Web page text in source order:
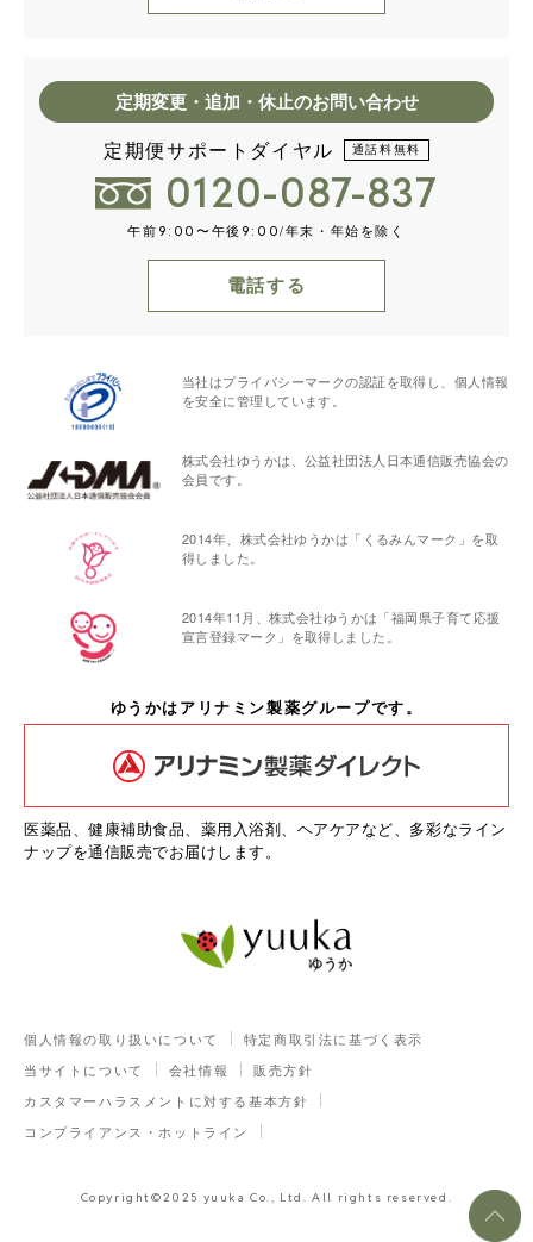
定期変更・追加・休止のお問い合わせ
定期便サポートダイヤル 通話料無料
0120-087-837
午前 9:00 〜午後 9:00/年末・年始を除く
電話する
当社はプライバシーマークの認証を取得し、個人情報
を安全に管理しています。
株式会社ゆうかは、公益社団法人日本通信販売協会の
会員です。
2014年、株式会社ゆうかは「くるみんマーク」を取
得しました。
2014年11月、株式会社ゆうかは「福岡県子育て応援
宣言登録マーク」を取得しました。
ゆうかはアリナミン製薬グループです。
医薬品、健康補助食品、薬用入浴剤、ヘアケアなど、多彩なライン
ナップを通信販売でお届けします。
個人情報の取り扱いについて
特定商取引法に基づく表示
当サイトについて
会社情報
販売方針
カスタマーハラスメントに対する基本方針
コンプライアンス・ホットライン
Copyright©2025 yuuka Co., Ltd. All rights reserved.